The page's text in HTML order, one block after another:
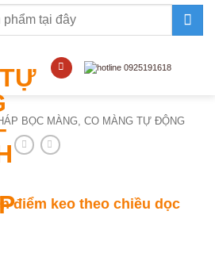
BỌC MÀNG, CO MÀNG TỰ ĐỘNG
điểm keo theo chiều dọc